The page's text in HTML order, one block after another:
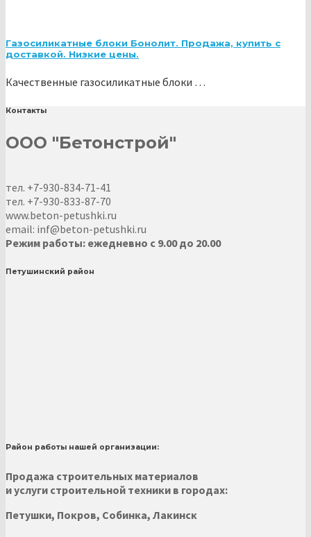
Газосиликатные блоки Бонолит. Продажа, купить с
доставкой. Низкие цены.
Качественные газосиликатные блоки …
Контакты
ООО "Бетонстрой"
тел. +7-930-834-71-41
тел. +7-930-833-87-70
www.beton-petushki.ru
email: inf@beton-petushki.ru
Режим работы: ежедневно с 9.00 до 20.00
Петушинский район
Район работы нашей организации:
Продажа строительных материалов
и услуги строительной техники в городах:
Петушки, Покров, Собинка, Лакинск